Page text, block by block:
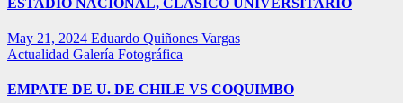
May 21, 2024 Eduardo Quiñones Vargas
Actualidad Galería Fotográfica
EMPATE DE U. DE CHILE VS COQUIMBO